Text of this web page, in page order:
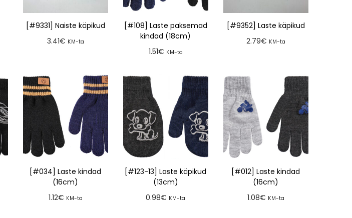
[#9331] Naiste käpikud
3.41€ KM-ta
[#108] Laste paksemad
kindad (18cm)
1.51€ KM-ta
[#9352] Laste käpikud
2.79€ KM-ta
[#034] Laste kindad
(16cm)
1.12€ KM-ta
[#123-13] Laste käpikud
(13cm)
0.98€ KM-ta
[#012] Laste kindad
(16cm)
1.08€ KM-ta